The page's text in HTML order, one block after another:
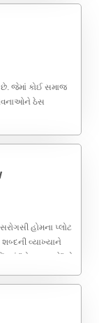
છે. જેમાં કોઈ સમાજ
ઠેસ
હોમના પ્લોટ
વ્યાખ્યાને
"મોહ ન લાગે" તો